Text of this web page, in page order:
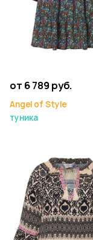
от 6 789 руб.
Angel of Style
туника